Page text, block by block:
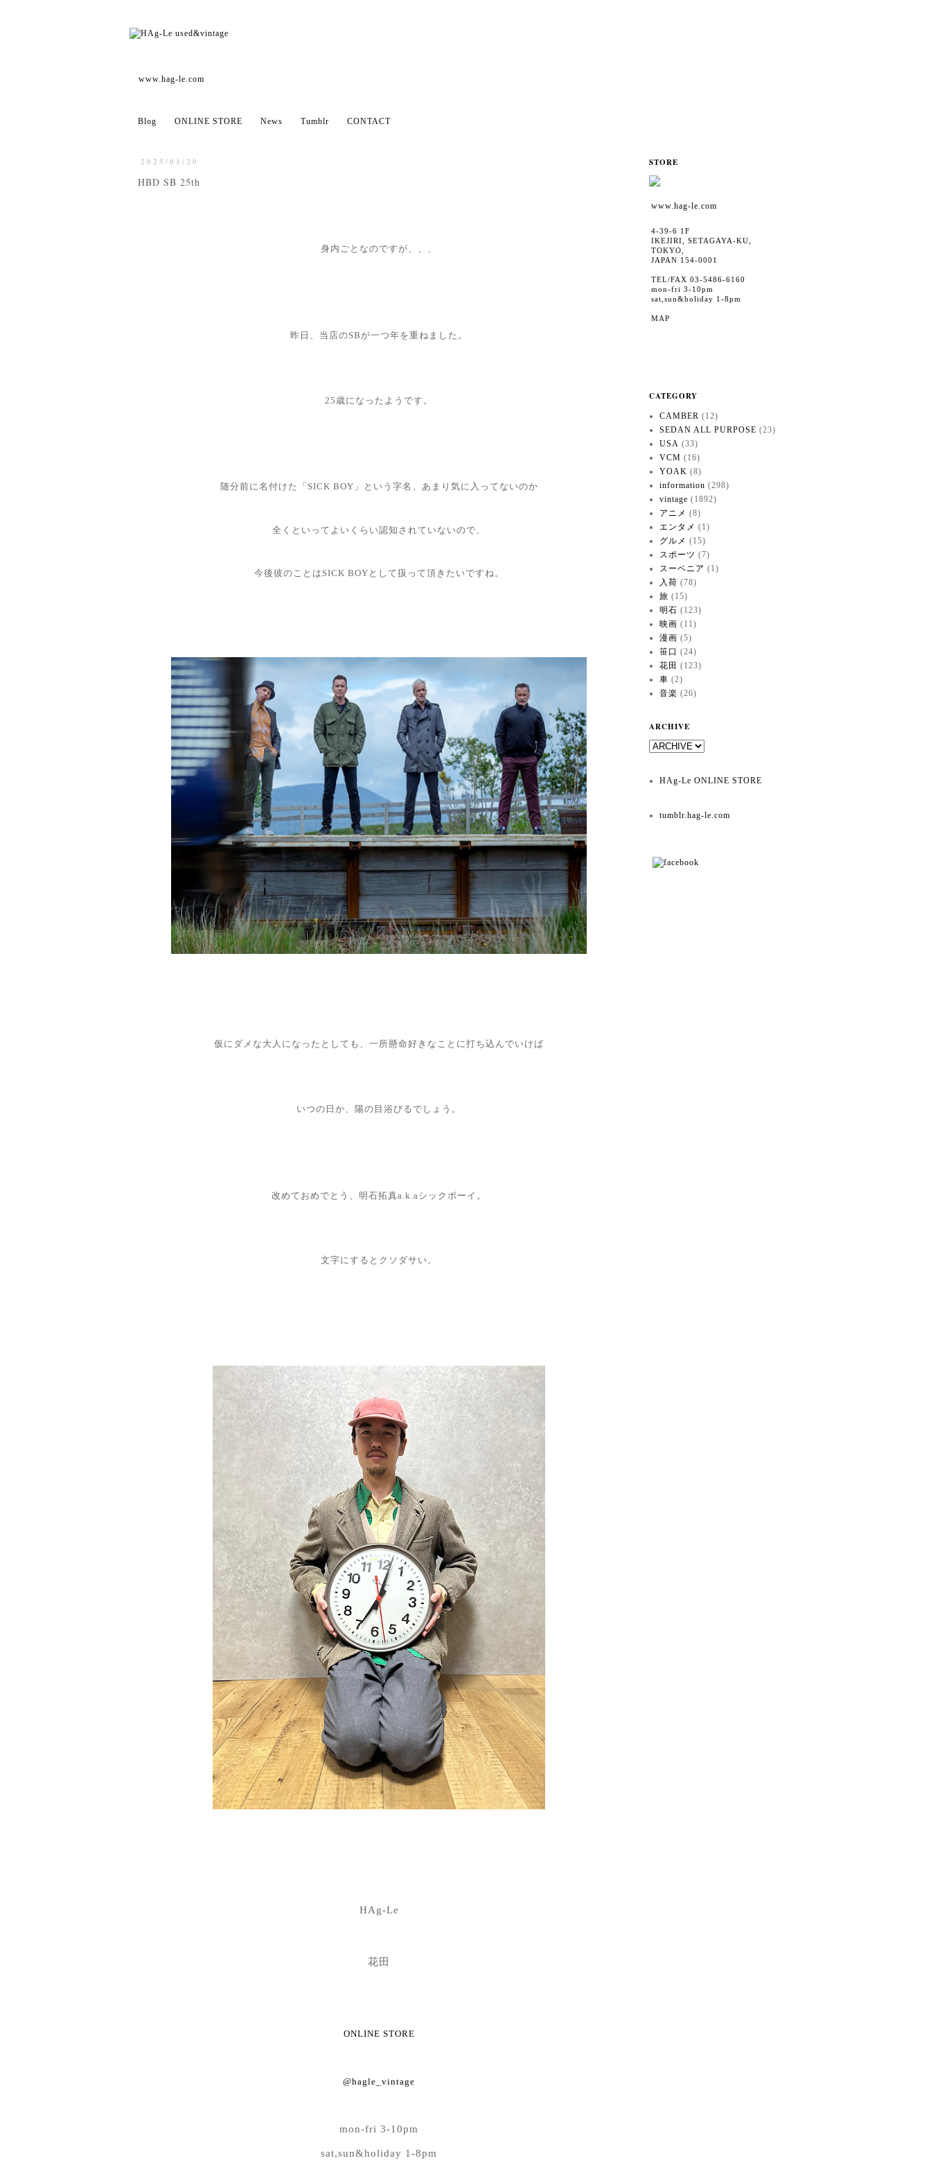
www.hag-le.com
Blog ONLINE STORE News Tumblr CONTACT
2025/01/20
HBD SB 25th
身内ごとなのですが、、、
昨日、当店のSBが一つ年を重ねました。
25歳になったようです。
随分前に名付けた「SICK BOY」という字名、あまり気に入ってないのか
全くといってよいくらい認知されていないので、
今後彼のことはSICK BOYとして扱って頂きたいですね。
仮にダメな大人になったとしても、一所懸命好きなことに打ち込んでいけば
いつの日か、陽の目浴びるでしょう。
改めておめでとう、明石拓真a.k.aシックボーイ。
文字にするとクソダサい。
HAg-Le
花田
ONLINE STORE
@hagle_vintage
mon-fri 3-10pm
sat,sun&holiday 1-8pm
STORE
www.hag-le.com
4-39-6 1F
IKEJIRI, SETAGAYA-KU,
TOKYO,
JAPAN 154-0001
TEL/FAX 03-5486-6160
mon-fri 3-10pm
sat,sun&holiday 1-8pm
MAP
CATEGORY
CAMBER (12)
SEDAN ALL PURPOSE (23)
USA (33)
VCM (16)
YOAK (8)
information (298)
vintage (1892)
アニメ (8)
エンタメ (1)
グルメ (15)
スポーツ (7)
スーベニア (1)
入荷 (78)
旅 (15)
明石 (123)
映画 (11)
漫画 (5)
笹口 (24)
花田 (123)
車 (2)
音楽 (26)
ARCHIVE
HAg-Le ONLINE STORE
tumblr.hag-le.com